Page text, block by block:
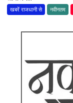
खबरें राजधानी से नवीनतम